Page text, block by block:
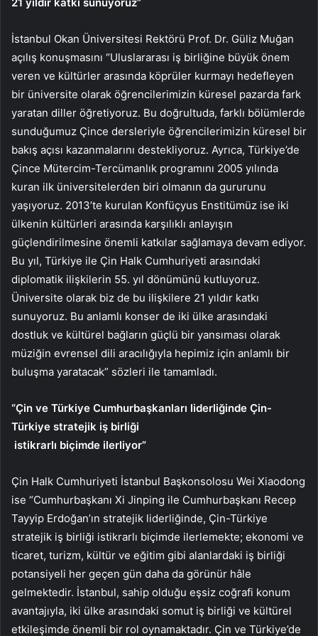
İstanbul Okan Üniversitesi Rektörü Prof. Dr. Güliz Muğan
açılış konuşmasını “Uluslararası iş birliğine büyük önem
veren ve kültürler arasında köprüler kurmayı hedefleyen
bir üniversite olarak öğrencilerimizin küresel pazarda fark
yaratan diller öğretiyoruz. Bu doğrultuda, farklı bölümlerde
sunduğumuz Çince dersleriyle öğrencilerimizin küresel bir
bakış açısı kazanmalarını destekliyoruz. Ayrıca, Türkiye’de
Çince Mütercim-Tercümanlık programını 2005 yılında
kuran ilk üniversitelerden biri olmanın da gururunu
yaşıyoruz. 2013’te kurulan Konfüçyus Enstitümüz ise iki
ülkenin kültürleri arasında karşılıklı anlayışın
güçlendirilmesine önemli katkılar sağlamaya devam ediyor.
Bu yıl, Türkiye ile Çin Halk Cumhuriyeti arasındaki
diplomatik ilişkilerin 55. yıl dönümünü kutluyoruz.
Üniversite olarak biz de bu ilişkilere 21 yıldır katkı
sunuyoruz. Bu anlamlı konser de iki ülke arasındaki
dostluk ve kültürel bağların güçlü bir yansıması olarak
müziğin evrensel dili aracılığıyla hepimiz için anlamlı bir
buluşma yaratacak” sözleri ile tamamladı.
“Çin ve Türkiye Cumhurbaşkanları liderliğinde Çin-
Türkiye stratejik iş birliği
istikrarlı biçimde ilerliyor”
Çin Halk Cumhuriyeti İstanbul Başkonsolosu Wei Xiaodong
ise “Cumhurbaşkanı Xi Jinping ile Cumhurbaşkanı Recep
Tayyip Erdoğan’ın stratejik liderliğinde, Çin-Türkiye
stratejik iş birliği istikrarlı biçimde ilerlemekte; ekonomi ve
ticaret, turizm, kültür ve eğitim gibi alanlardaki iş birliği
potansiyeli her geçen gün daha da görünür hâle
gelmektedir. İstanbul, sahip olduğu eşsiz coğrafi konum
avantajıyla, iki ülke arasındaki somut iş birliği ve kültürel
etkileşimde önemli bir rol oynamaktadır. Çin ve Türkiye’de